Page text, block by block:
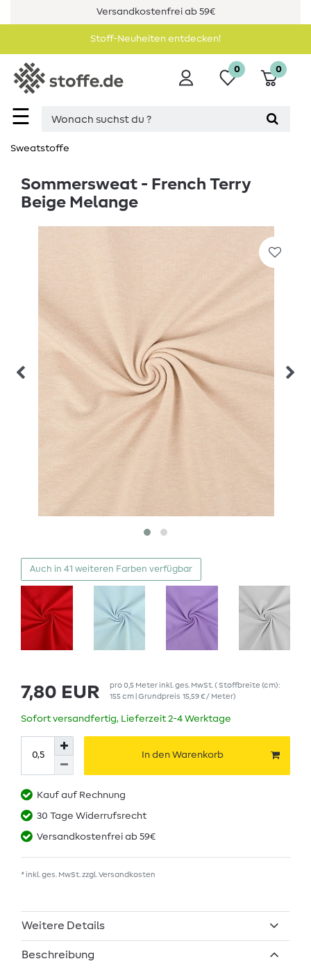
Versandkostenfrei ab 59€
Stoff-Neuheiten entdecken!
☰
0 0
Sweatstoffe
Sommersweat - French Terry
Beige Melange
Auch in 41 weiteren Farben verfügbar
7,80 EUR pro0,5 Meterinkl. ges. MwSt. ( Stoffbreite (cm):
155 cm | Grundpreis 15,59 € / Meter)
Sofort versandfertig, Lieferzeit 2-4 Werktage
In den Warenkorb
Kauf auf Rechnung
30 Tage Widerrufsrecht
Versandkostenfrei ab 59€
* inkl. ges. MwSt. zzgl. Versandkosten
Weitere Details
Beschreibung